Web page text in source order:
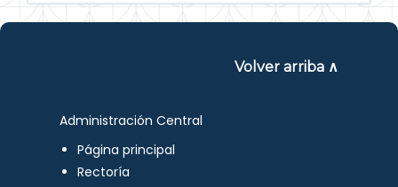
Volver arriba ∧
Administración Central
Página principal
Rectoría